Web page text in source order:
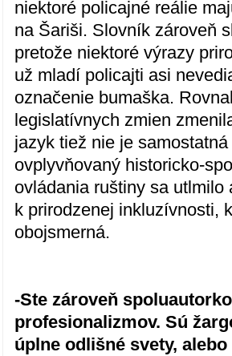
niektoré policajné reálie
na Šariši. Slovník zároveň
pretože niektoré výrazy
už mladí policajti asi
označenie bumaška.
legislatívnych zmien
jazyk tiež nie je
ovplyvňovaný historicko-
ovládania ruštiny sa
k prirodzenej inkluzívnosti,
obojsmerná.
-Ste zároveň
profesionalizmov. Sú
úplne odlišné svety,